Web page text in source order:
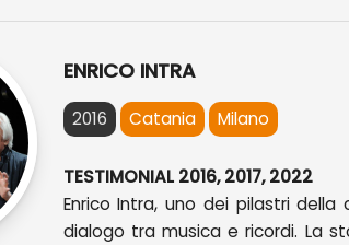
ENRICO INTRA
2016 Catania Milano
TESTIMONIAL 2016, 2017, 2022
Enrico Intra, uno dei pilastri
dialogo tra musica e ricordi. La